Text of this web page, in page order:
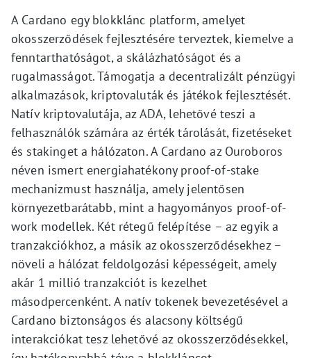
A Cardano egy blokklánc platform, amelyet
okosszerződések fejlesztésére terveztek, kiemelve a
fenntarthatóságot, a skálázhatóságot és a
rugalmasságot. Támogatja a decentralizált pénzügyi
alkalmazások, kriptovaluták és játékok fejlesztését.
Natív kriptovalutája, az ADA, lehetővé teszi a
felhasználók számára az érték tárolását, fizetéseket
és stakinget a hálózaton. A Cardano az Ouroboros
néven ismert energiahatékony proof-of-stake
mechanizmust használja, amely jelentősen
környezetbarátabb, mint a hagyományos proof-of-
work modellek. Két rétegű felépítése – az egyik a
tranzakciókhoz, a másik az okosszerződésekhez –
növeli a hálózat feldolgozási képességeit, amely
akár 1 millió tranzakciót is kezelhet
másodpercenként. A natív tokenek bevezetésével a
Cardano biztonságos és alacsony költségű
interakciókat tesz lehetővé az okosszerződésekkel,